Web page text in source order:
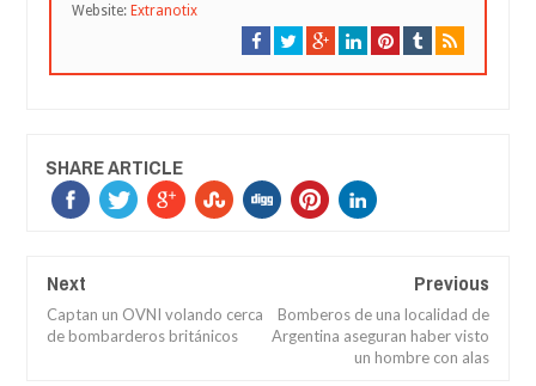
Website: Extranotix
SHARE ARTICLE
Next
Captan un OVNI volando cerca
de bombarderos británicos
Previous
Bomberos de una localidad de
Argentina aseguran haber visto
un hombre con alas